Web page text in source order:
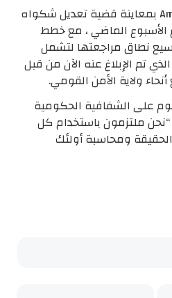
قامت American Secorroight بمعاينة قضية تعديل شكواه
الأسبوع الماضي ، مع خطط
نطاق مراجعتها لتشمل
تم الإبلاغ عنه الآن من قبل
ولاية الأمن القومي.
على الشفافية الحكومية
ملتزمون باستخدام كل
ومحاسبة أولئك